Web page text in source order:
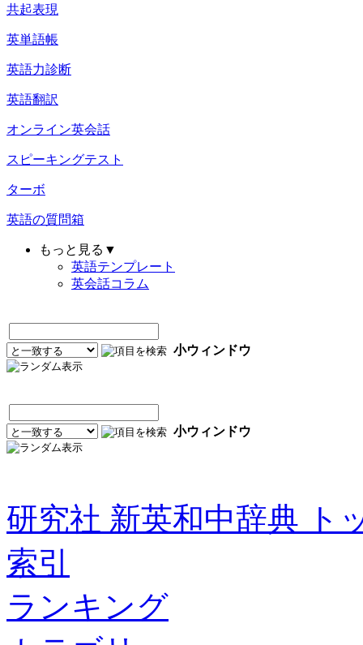
共起表現
英単語帳
英語力診断
英語翻訳
オンライン英会話
スピーキングテスト
ターボ
英語の質問箱
もっと見る▼
英語テンプレート
英会話コラム
小ウィンドウ
小ウィンドウ
研究社 新英和中辞典 ト
索引
ランキング